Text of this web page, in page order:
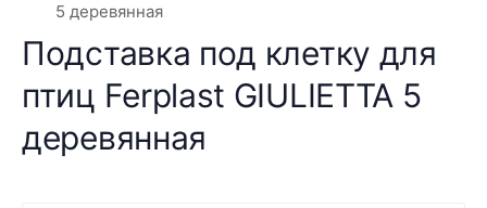
5 деревянная
Подставка под клетку для
птиц Ferplast GIULIETTA 5
деревянная